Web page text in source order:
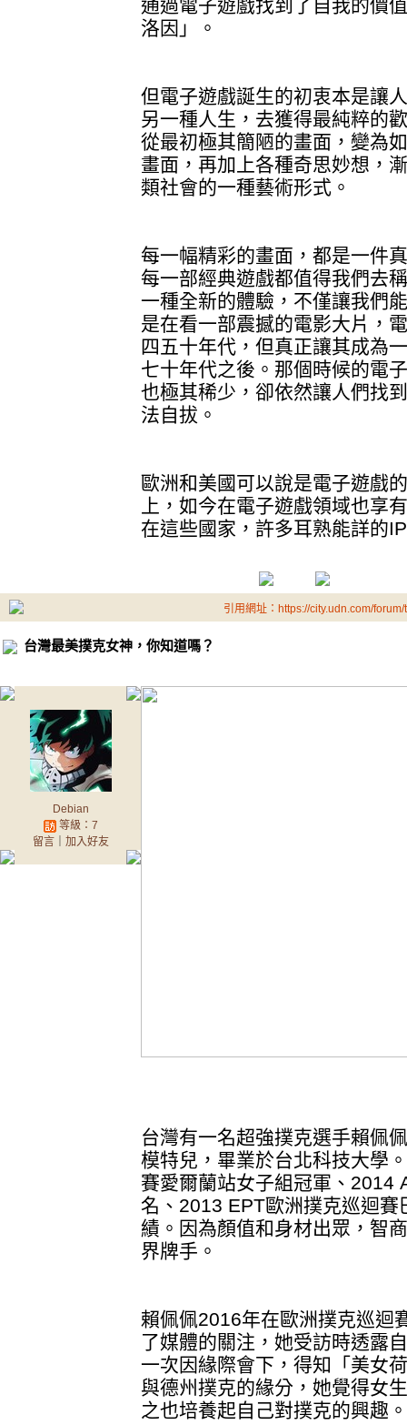
通過電子遊戲找到了自我的價
洛因」。
但電子遊戲誕生的初衷本是讓
另一種人生，去獲得最純粹的
從最初極其簡陋的畫面，變為
畫面，再加上各種奇思妙想，
類社會的一種藝術形式。
每一幅精彩的畫面，都是一件
每一部經典遊戲都值得我們去
一種全新的體驗，不僅讓我們
是在看一部震撼的電影大片，
四五十年代，但真正讓其成為
七十年代之後。那個時候的電
也極其稀少，卻依然讓人們找
法自拔。
歐洲和美國可以說是電子遊戲
上，如今在電子遊戲領域也享
在這些國家，許多耳熟能詳的
引用網址：https://city.udn.com/
台灣最美撲克女神，你知道嗎？
Debian
等級：7
留言｜ 加入好友
台灣有一名超強撲克選手賴佩
模特兒，畢業於台北科技大學
賽愛爾蘭站女子組冠軍、2014
名、2013 EPT歐洲撲克巡迴
績。因為顏值和身材出眾，智
界牌手。
賴佩佩2016年在歐洲撲克巡迴
了媒體的關注，她受訪時透露
一次因緣際會下，得知「美女
與德州撲克的緣分，她覺得女
之也培養起自己對撲克的興趣。